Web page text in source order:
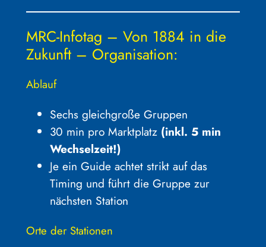
MRC-Infotag – Von 1884 in die
Zukunft – Organisation:
Ablauf
Sechs gleichgroße Gruppen
30 min pro Marktplatz(inkl. 5 min
Wechselzeit!)
Je ein Guide achtet strikt auf das
Timing und führt die Gruppe zur
nächsten Station
Orte der Stationen